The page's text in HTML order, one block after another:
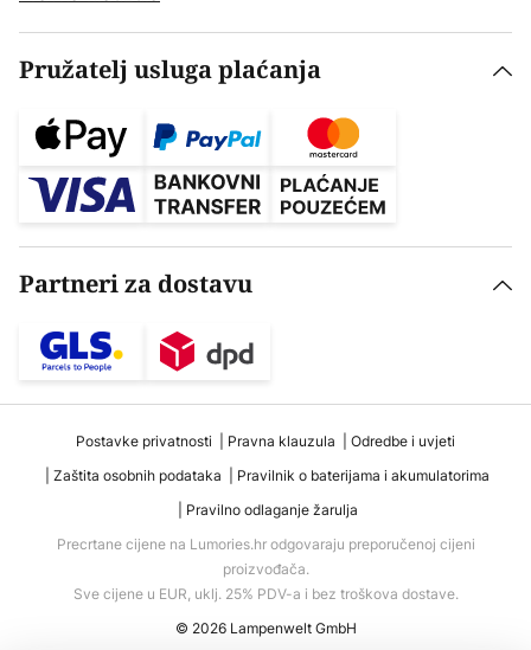
Pružatelj usluga plaćanja
Partneri za dostavu
Postavke privatnosti Pravna klauzula
Odredbe i uvjeti
Zaštita osobnih podataka
Pravilnik o baterijama i akumulatorima
Pravilno odlaganje žarulja
Precrtane cijene na Lumories.hr odgovaraju preporučenoj cijeni
proizvođača.
Sve cijene u EUR, uklj. 25% PDV-a i bez troškova dostave.
© 2026 Lampenwelt GmbH